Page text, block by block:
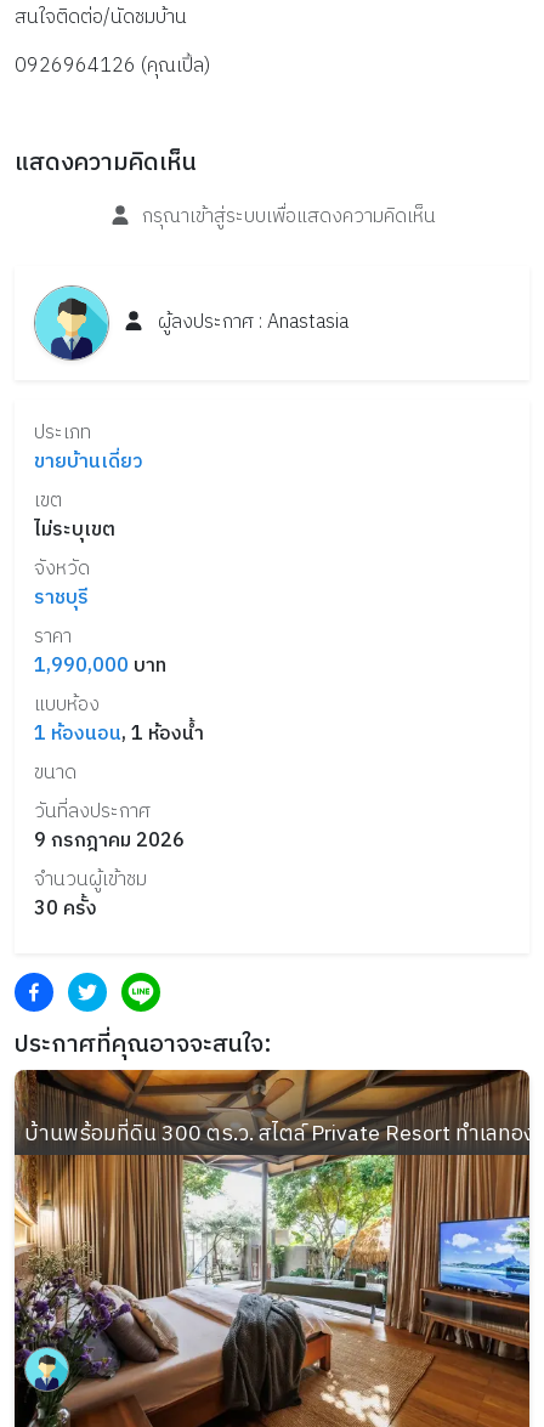
สนใจติดต่อ/นัดชมบ้าน
0926964126 (คุณเปิ้ล)
แสดงความคิดเห็น
กรุณาเข้าสู่ระบบเพื่อแสดงความคิดเห็น
ผู้ลงประกาศ :Anastasia
ประเภท
ขายบ้านเดี่ยว
เขต
ไม่ระบุเขต
จังหวัด
ราชบุรี
ราคา
1,990,000 บาท
แบบห้อง
1 ห้องนอน,1 ห้องน้ำ
ขนาด
วันที่ลงประกาศ
9 กรกฎาคม 2026
จำนวนผู้เข้าชม
30 ครั้ง
ประกาศที่คุณอาจจะสนใจ:
บ้านพร้อมที่ดิน 300 ตร.ว. สไตล์ Private Resort ทำเลทอง